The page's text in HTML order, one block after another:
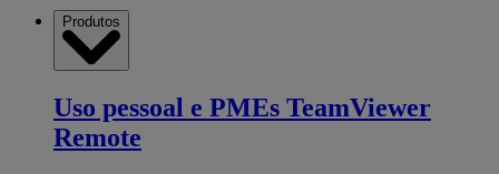
Produtos
Uso pessoal e PMEs TeamViewer
Remote